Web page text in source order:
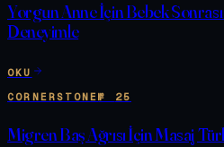
Yorgun Anne İçin Bebek Sonrası
Deneyimle
OKU
CORNERSTONE№ 25
Migren Baş Ağrısı İçin Masaj